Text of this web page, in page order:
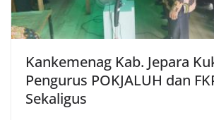
Kankemenag Kab. Jepara
Pengurus POKJALUH dan
Sekaligus